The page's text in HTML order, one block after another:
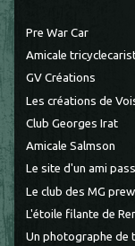
Pre War Car
Amicale
GV Créations
Les créations de
Club Georges Irat
Amicale Salmson
Le site d'un ami
Le club des MG
L'étoile filante de
Un photographe de